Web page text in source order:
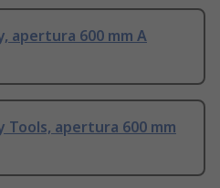
apertura 600 mm A
apertura 600 mm